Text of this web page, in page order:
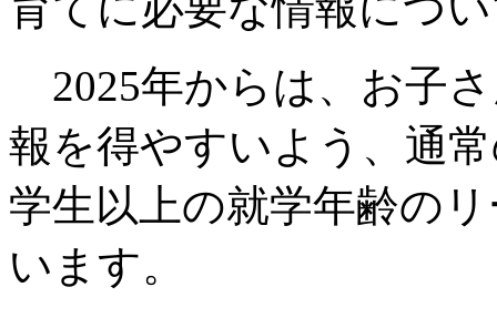
2025年からは、お子
報を得やすいよう、通
学生以上の就学年齢の
います。